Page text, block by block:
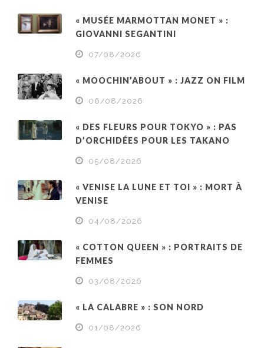
« MUSÉE MARMOTTAN MONET » :
GIOVANNI SEGANTINI
07/08/2026
« MOOCHIN’ABOUT » : JAZZ ON FILM
06/08/2026
« DES FLEURS POUR TOKYO » : PAS
D’ORCHIDÉES POUR LES TAKANO
05/08/2026
« VENISE LA LUNE ET TOI » : MORT À
VENISE
04/08/2026
« COTTON QUEEN » : PORTRAITS DE
FEMMES
03/08/2026
« LA CALABRE » : SON NORD
01/08/2026